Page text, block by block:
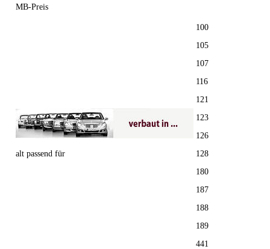
MB-Preis
alt passend für
100
105
107
116
121
123
126
128
180
187
188
189
441